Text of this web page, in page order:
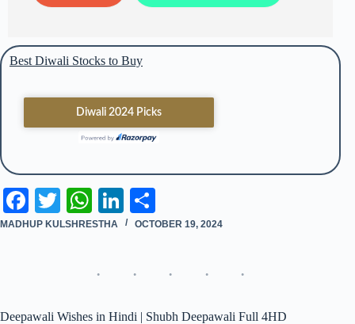
Best Diwali Stocks to Buy
Fa
ce
T
wi
W
ha
A
Li
nk
In
ha
MADHUP KULSHRESTHA OCTOBER 19, 2024
Deepawali Wishes in Hindi | Shubh Deepawali Full 4HD